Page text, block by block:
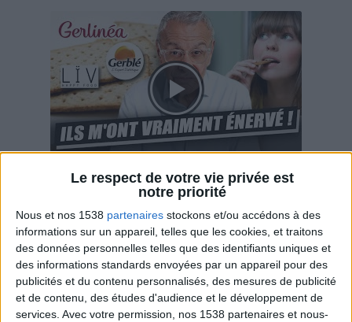
Le respect de votre vie privée est
notre priorité
Nous et nos 1538 partenaires stockons et/ou accédons à des
informations sur un appareil, telles que les cookies, et traitons
des données personnelles telles que des identifiants uniques et
des informations standards envoyées par un appareil pour des
publicités et du contenu personnalisés, des mesures de publicité
et de contenu, des études d'audience et le développement de
services. Avec votre permission, nos 1538 partenaires et nous-
Ces marques diététiques : c'est n'importe quoi !
Webinaires en direct Voir tout